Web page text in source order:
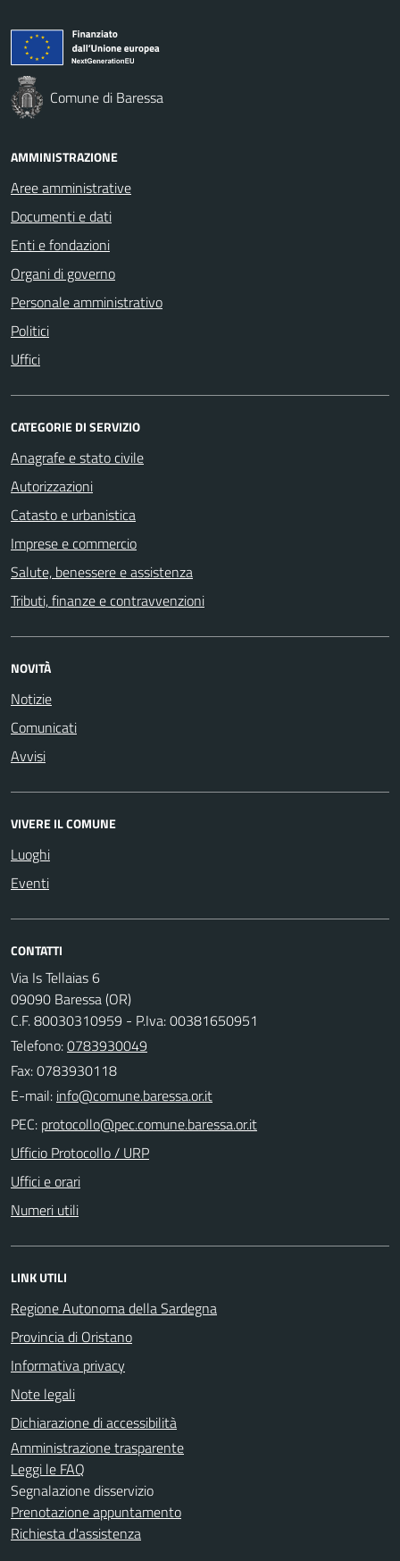
Comune di Baressa
AMMINISTRAZIONE
Aree amministrative
Documenti e dati
Enti e fondazioni
Organi di governo
Personale amministrativo
Politici
Uffici
CATEGORIE DI SERVIZIO
Anagrafe e stato civile
Autorizzazioni
Catasto e urbanistica
Imprese e commercio
Salute, benessere e assistenza
Tributi, finanze e contravvenzioni
NOVITÀ
Notizie
Comunicati
Avvisi
VIVERE IL COMUNE
Luoghi
Eventi
CONTATTI
Via Is Tellaias 6
09090 Baressa (OR)
C.F. 80030310959 - P.Iva: 00381650951
Telefono:0783930049
Fax: 0783930118
E-mail:
PEC:
Ufficio Protocollo / URP
Uffici e orari
Numeri utili
LINK UTILI
Regione Autonoma della Sardegna
Provincia di Oristano
Informativa privacy
Note legali
Dichiarazione di accessibilità
Amministrazione trasparente
Leggi le FAQ
Segnalazione disservizio
Prenotazione appuntamento
Richiesta d'assistenza